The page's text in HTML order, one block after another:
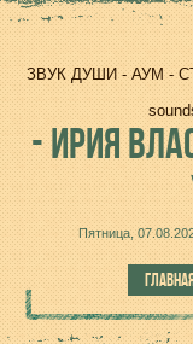
ЗВУК ДУШИ - АУМ -
-ИРИЯ
Пятница,
ГЛАВНАЯ